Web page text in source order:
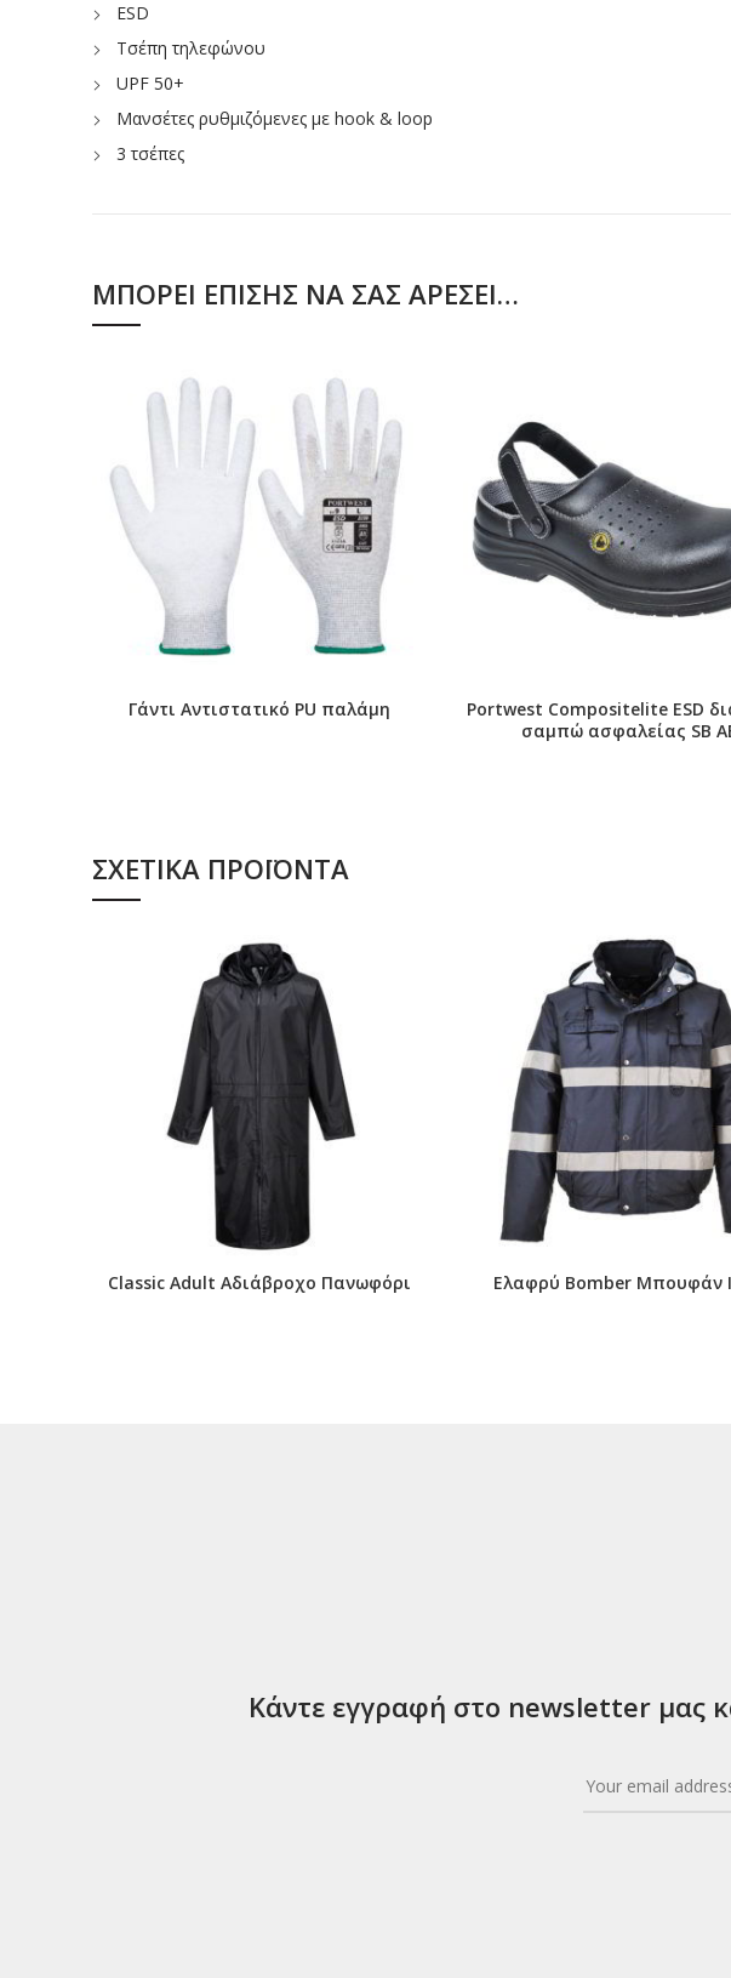
ESD
Τσέπη τηλεφώνου
UPF 50+
Μανσέτες ρυθμιζόμενες με hook & loop
3 τσέπες
ΜΠΟΡΕΊ ΕΠΊΣΗΣ ΝΑ ΣΑΣ ΑΡΈΣΕΙ…
Γάντι Αντιστατικό PU παλάμη
Portwest Compositelite ESD
σαμπώ ασφαλείας SB
ΣΧΕΤΙΚΆ ΠΡΟΪΌΝΤΑ
Classic Adult Αδιάβροχο Πανωφόρι Ελαφρύ Bomber Μπουφάν
Κάντε εγγραφή στο newsletter μας